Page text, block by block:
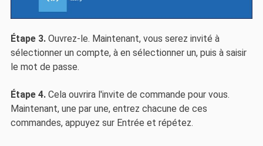
Étape 3.Ouvrez-le. Maintenant, vous serez invité à
sélectionner un compte, à en sélectionner un, puis à saisir
le mot de passe.
Étape 4.Cela ouvrira l'invite de commande pour vous.
Maintenant, une par une, entrez chacune de ces
commandes, appuyez sur Entrée et répétez.